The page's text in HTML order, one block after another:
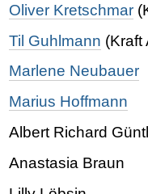
Oliver Kretschmar
Til Guhlmann (Kraft
Marlene Neubauer
Marius Hoffmann
Albert Richard
Anastasia Braun